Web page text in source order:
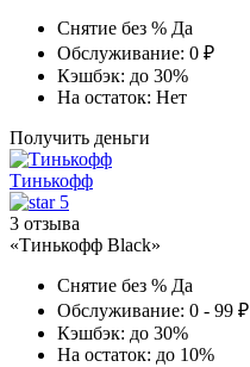
Снятие без % Да
Обслуживание: 0 ₽
Кэшбэк: до 30%
На остаток: Нет
Получить деньги
Тинькофф
5
3 отзыва
«Тинькофф Black»
Снятие без % Да
Обслуживание: 0 - 99 ₽
Кэшбэк: до 30%
На остаток: до 10%